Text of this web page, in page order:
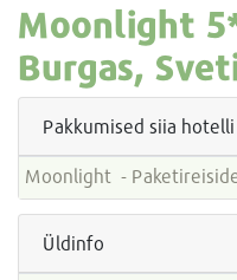
Moonlight
Burgas,
Pakkumised siia hotelli
Moonlight -
Üldinfo